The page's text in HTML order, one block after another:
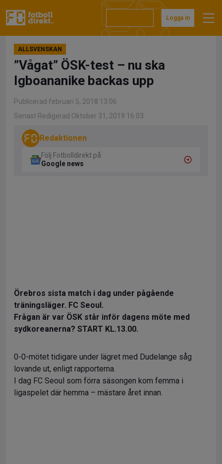
till
Logga in
ALLSVENSKAN
”Vågat” ÖSK-test – nu ska
Igboananike backas upp
Publicerad februari 5, 2018 13:06
Senast Redigerad Oktober 31, 2019 16:03
Redaktionen
Följ Fotbolldirekt på
Google news
Örebros sista match i dag under pågående
träningsläger. FC Seoul.
Frågan är var ÖSK står inför dagens möte med
sydkoreanerna? START KL.13.00.
0-0-mötet tidigare under lägret med Dudelange såg
lovande ut, enligt rapporterna.
I dag FC Seoul som förra säsongen kom femma i
ligaspelet där hemma – mästare året innan.